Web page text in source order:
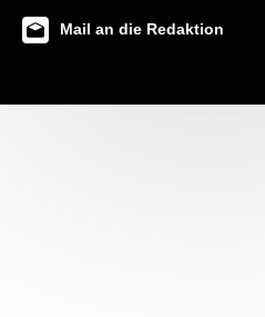
Mail an die Redaktion